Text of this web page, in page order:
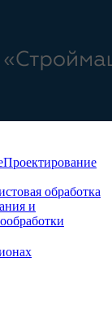
Проектирование
обработка
и